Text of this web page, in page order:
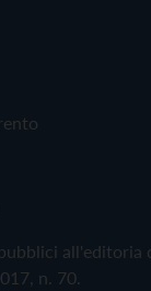
all'editoria
n. 70.